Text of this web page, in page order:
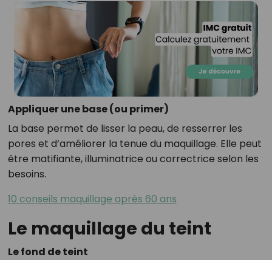
Appliquer une base (ou primer)
La base permet de lisser la peau, de resserrer les
pores et d’améliorer la tenue du maquillage. Elle peut
être matifiante, illuminatrice ou correctrice selon les
besoins.
10 conseils maquillage après 60 ans
Le maquillage du teint
Le fond de teint